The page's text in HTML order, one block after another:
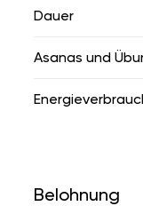
Dauer
Asanas und
Belohnung